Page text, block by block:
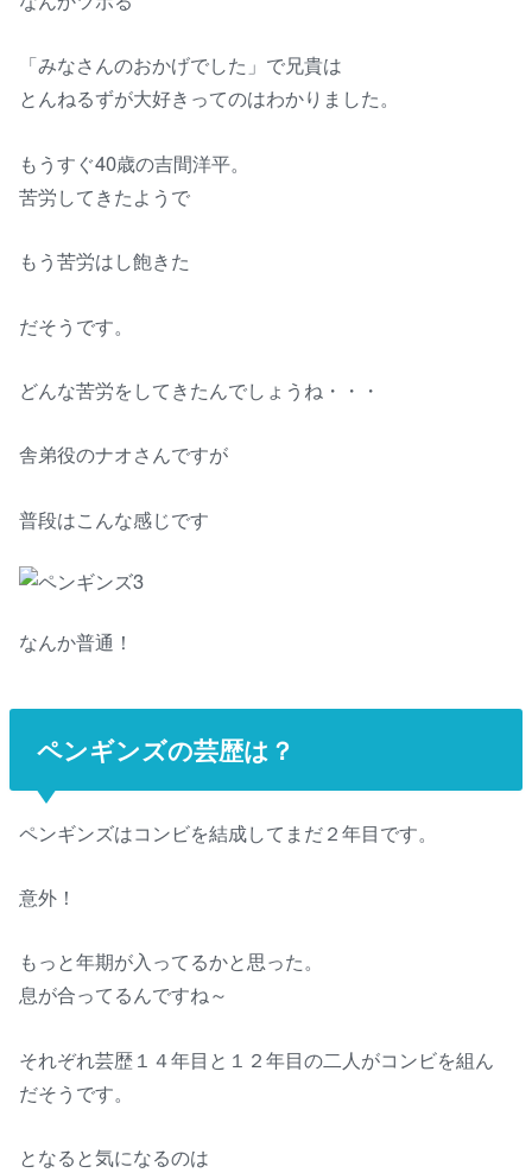
「みなさんのおかげでした」で兄貴は
とんねるずが大好きってのはわかりました。
もうすぐ40歳の吉間洋平。
苦労してきたようで
もう苦労はし飽きた
だそうです。
どんな苦労をしてきたんでしょうね・・・
舎弟役のナオさんですが
普段はこんな感じです
なんか普通！
ペンギンズの芸歴は？
ペンギンズはコンビを結成してまだ２年目です。
意外！
もっと年期が入ってるかと思った。
息が合ってるんですね～
それぞれ芸歴１４年目と１２年目の二人がコンビを組ん
だそうです。
となると気になるのは